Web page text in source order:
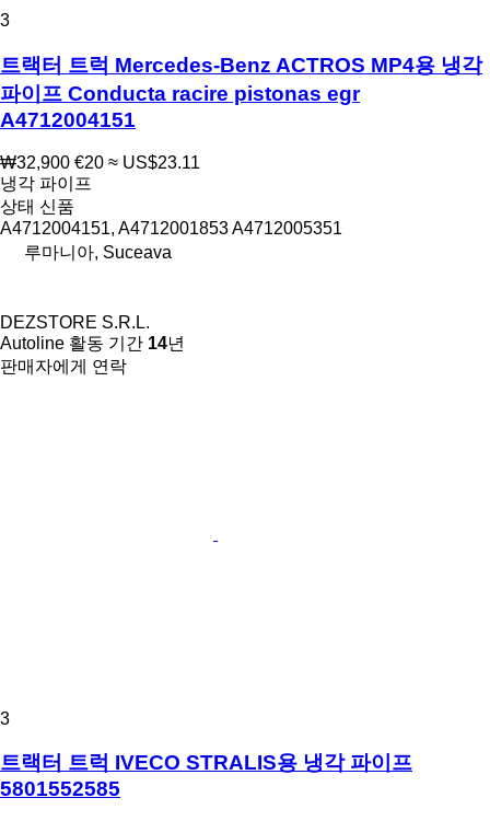
3
트랙터 트럭 Mercedes-Benz ACTROS MP4용 냉각
파이프 Conducta racire pistonas egr
A4712004151
₩32,900 €20 ≈ US$23.11
냉각 파이프
상태 신품
A4712004151, A4712001853 A4712005351
루마니아, Suceava
DEZSTORE S.R.L.
Autoline 활동 기간 14년
판매자에게 연락
3
트랙터 트럭 IVECO STRALIS용 냉각 파이프
5801552585